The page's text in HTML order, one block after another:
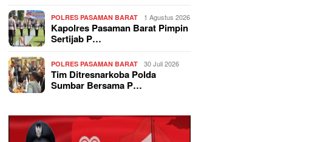
POLRES PASAMAN BARAT 1 Agustus 2026
Kapolres Pasaman Barat Pimpin
Sertijab P…
POLRES PASAMAN BARAT 30 Juli 2026
Tim Ditresnarkoba Polda
Sumbar Bersama P…